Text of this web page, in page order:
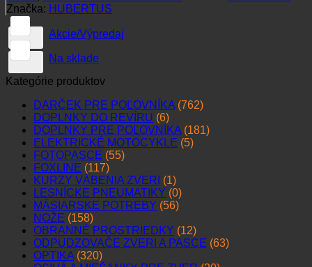
Značka: HUBERTUS
Akcie/Výpredaj
Na sklade
Kategórie produktov
DARČEK PRE POĽOVNÍKA (762)
DOPLNKY DO REVÍRU (6)
DOPLNKY PRE POĽOVNÍKA (181)
ELEKTRICKÉ MOTOCYKLE (5)
FOTOPASCE (55)
FOXLINE (117)
KURZY VÁBENIA ZVERI (1)
LESNÍCKE PNEUMATIKY (0)
MÄSIARSKE POTREBY (56)
NOŽE (158)
OBRANNÉ PROSTRIEDKY (12)
ODPUDZOVAČE ZVERI A PASCE (63)
OPTIKA (320)